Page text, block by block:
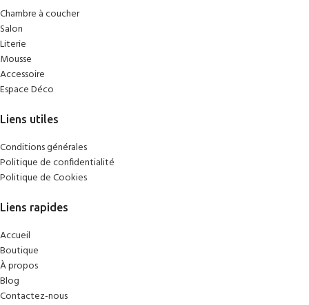
Chambre à coucher
Salon
Literie
Mousse
Accessoire
Espace Déco
Liens utiles
Conditions générales
Politique de confidentialité
Politique de Cookies
Liens rapides
Accueil
Boutique
À propos
Blog
Contactez-nous